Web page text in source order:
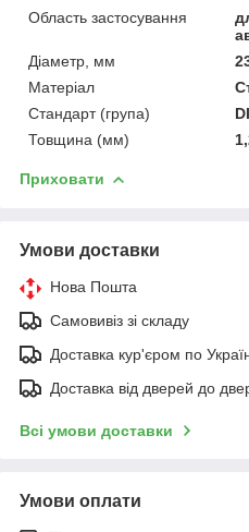
Область застосування
Діаметр, мм
Матеріал
Стандарт (група)
Товщина (мм)
Приховати
Умови доставки
Нова Пошта
Самовивіз зі складу
Доставка кур'єром по
Доставка від дверей до
Всі умови доставки
Умови оплати